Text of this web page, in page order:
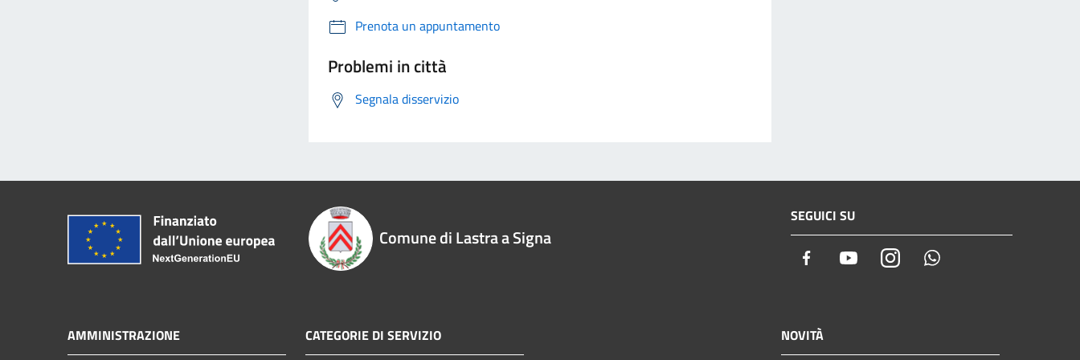
Prenota un appuntamento
Problemi in città
Segnala disservizio
Comune di Lastra a Signa
SEGUICI SU
Facebook YoutubeInstagram
AMMINISTRAZIONE CATEGORIE DI SERVIZIO NOVITÀ